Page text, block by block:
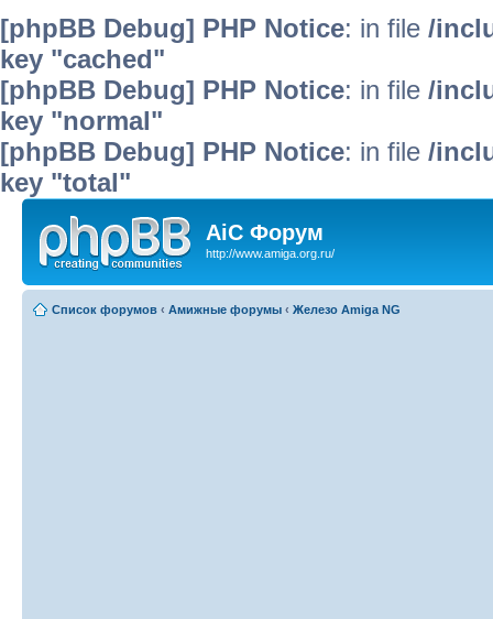
[phpBB Debug] PHP Notice: in file /
key "cached"
[phpBB Debug] PHP Notice: in file /
key "normal"
[phpBB Debug] PHP Notice: in file /
key "total"
AiC Форум
http://www.amiga.org.ru/
Список форумов ‹ Амижные форумы ‹ Железо Amiga NG